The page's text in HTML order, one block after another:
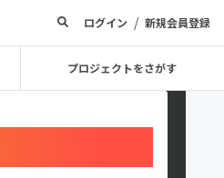
ログイン / 新規会員登録
プロジェクトをさがす